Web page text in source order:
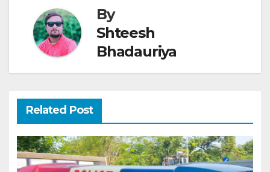
By
Shteesh
Bhadauriya
Related Post